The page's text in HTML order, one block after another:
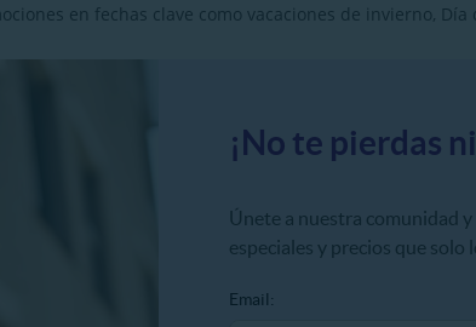
en fechas clave como vacaciones de invierno, Día
¡No te pierdas
Únete a nuestra comunidad
especiales y precios que
Email: